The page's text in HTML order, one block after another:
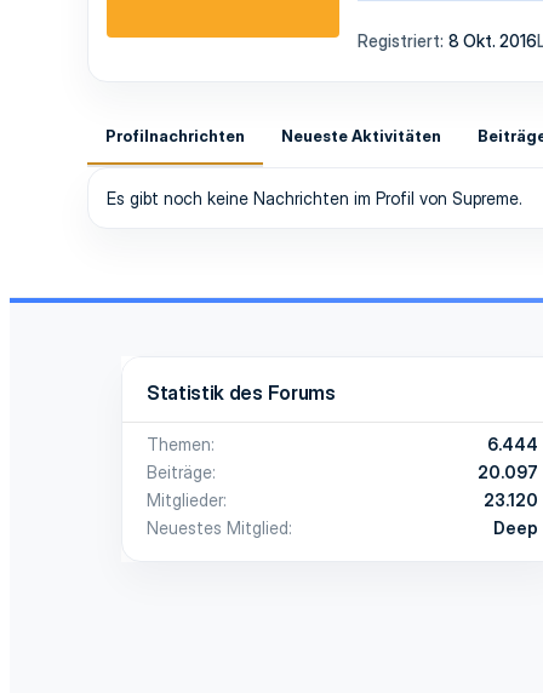
Registriert 8 Okt. 2016
Profilnachrichten Neueste Aktivitäten
Es gibt noch keine Nachrichten im Profil von Supreme.
Statistik des Forums
Themen
6.444
Beiträge
20.097
Mitglieder
23.120
Neuestes Mitglied
Deep